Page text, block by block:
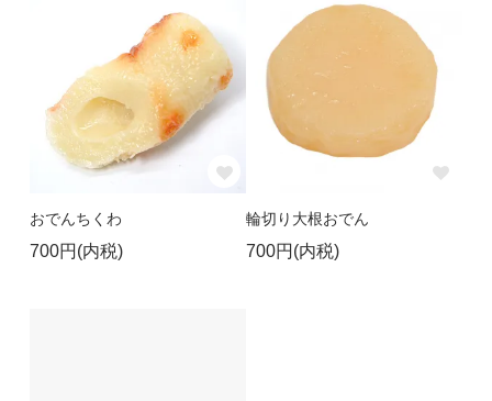
おでんちくわ
700円(内税)
輪切り大根おでん
700円(内税)